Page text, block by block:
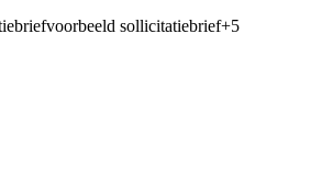
voorbeeld sollicitatiebrief+5